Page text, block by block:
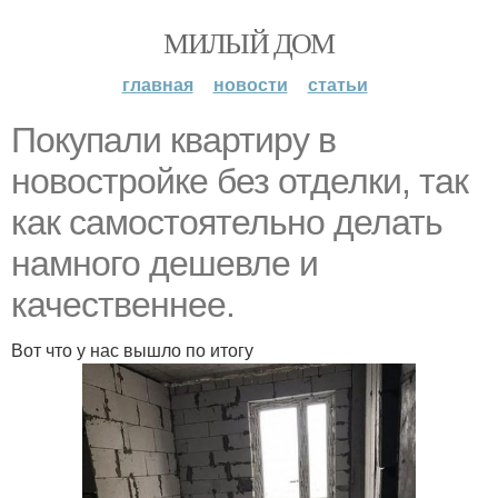
МИЛЫЙ ДОМ
главная новости статьи
Покупали квартиру в
новостройке без отделки, так
как самостоятельно делать
намного дешевле и
качественнее.
Вот что у нас вышло по итогу